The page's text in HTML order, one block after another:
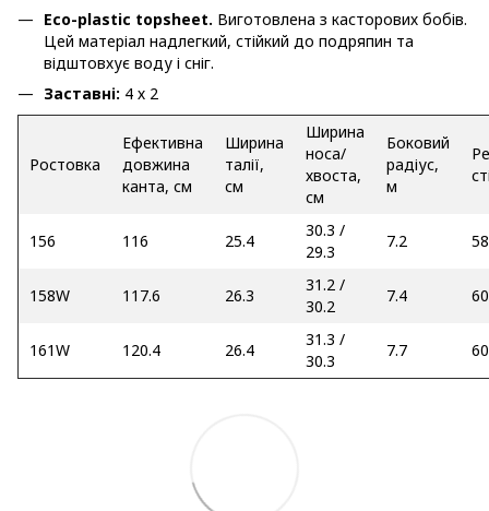
Eco-plastic topsheet. Виготовлена з касторових бобів.
Цей матеріал надлегкий, стійкий до подряпин та
відштовхує воду і сніг.
Заставні: 4 х 2
Ростовка
Ефективна
довжина
канта, см
Ширина
талії,
см
Ширина
носа/
хвоста,
см
Боковий
радіус,
м
156 116 25.4
30.3 /
29.3
7.2
158W 117.6 26.3
31.2 /
30.2
7.4
161W 120.4 26.4
31.3 /
30.3
7.7